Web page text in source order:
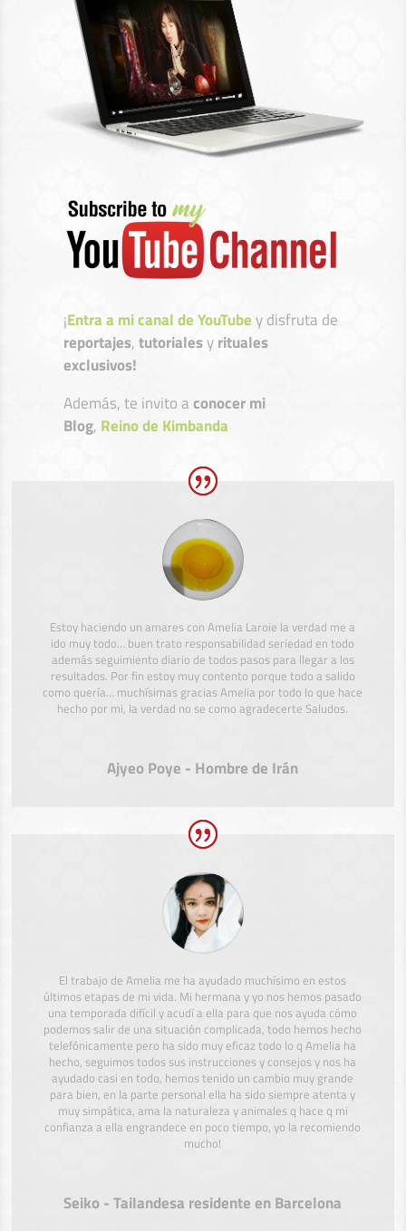
¡Entra a mi canal de YouTubey disfruta de
reportajes,tutorialesyrituales
exclusivos!
Además, te invito aconocer mi
Blog, Reino de Kimbanda
Estoy haciendo un amares con Amelia Laroie la verdad me a
ido muy todo… buen trato responsabilidad seriedad en todo
además seguimiento diario de todos pasos para llegar a los
resultados. Por fin estoy muy contento porque todo a salido
como quería… muchísimas gracias Amelia por todo lo que hace
hecho por mi, la verdad no se como agradecerte Saludos.
Ajyeo Poye - Hombre de Irán
El trabajo de Amelia me ha ayudado muchísimo en estos
últimos etapas de mi vida. Mi hermana y yo nos hemos pasado
una temporada difícil y acudí a ella para que nos ayuda cómo
podemos salir de una situación complicada, todo hemos hecho
telefónicamente pero ha sido muy eficaz todo lo q Amelia ha
hecho, seguimos todos sus instrucciones y consejos y nos ha
ayudado casi en todo, hemos tenido un cambio muy grande
para bien, en la parte personal ella ha sido siempre atenta y
muy simpática, ama la naturaleza y animales q hace q mi
confianza a ella engrandece en poco tiempo, yo la recomiendo
mucho!
Seiko - Tailandesa residente en Barcelona